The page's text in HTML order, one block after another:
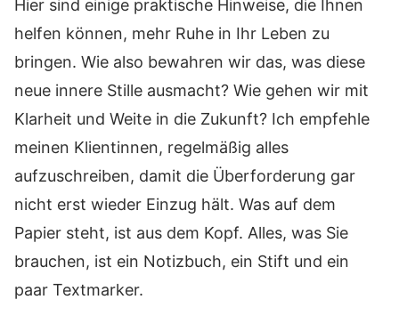
Hier sind einige praktische Hinweise, die Ihnen
helfen können, mehr Ruhe in Ihr Leben zu
bringen. Wie also bewahren wir das, was diese
neue innere Stille ausmacht? Wie gehen wir mit
Klarheit und Weite in die Zukunft? Ich empfehle
meinen Klientinnen, regelmäßig alles
aufzuschreiben, damit die Überforderung gar
nicht erst wieder Einzug hält. Was auf dem
Papier steht, ist aus dem Kopf. Alles, was Sie
brauchen, ist ein Notizbuch, ein Stift und ein
paar Textmarker.